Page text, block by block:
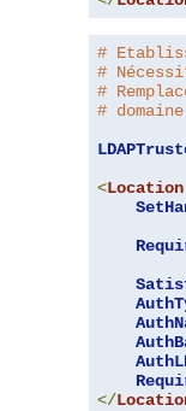
#
#
#
#
<Location
</